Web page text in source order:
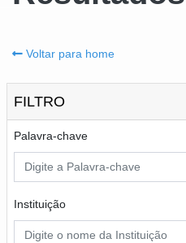
Voltar para home
FILTRO
Palavra-chave
Instituição